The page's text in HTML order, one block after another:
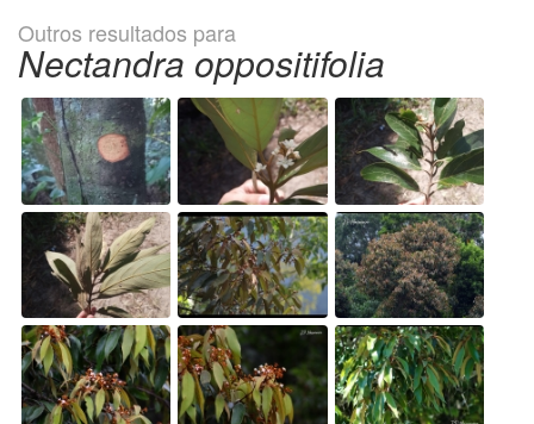
Outros resultados para
Nectandra oppositifolia